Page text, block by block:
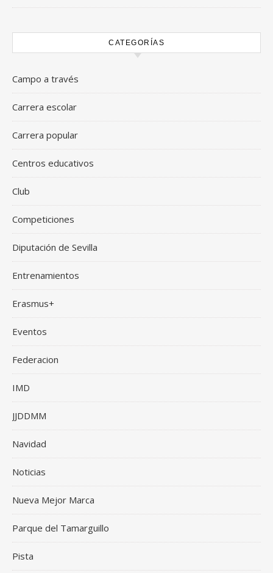
CATEGORÍAS
Campo a través
Carrera escolar
Carrera popular
Centros educativos
Club
Competiciones
Diputación de Sevilla
Entrenamientos
Erasmus+
Eventos
Federacion
IMD
JJDDMM
Navidad
Noticias
Nueva Mejor Marca
Parque del Tamarguillo
Pista